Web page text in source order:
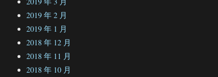
2019 年 2 月
2019 年 1 月
2018 年 12 月
2018 年 11 月
2018 年 10 月